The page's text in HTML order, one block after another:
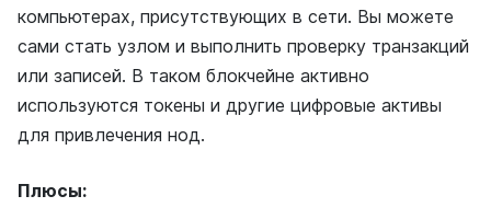
компьютерах, присутствующих в сети. Вы можете
сами стать узлом и выполнить проверку транзакций
или записей. В таком блокчейне активно
используются токены и другие цифровые активы
для привлечения нод.
Плюсы: